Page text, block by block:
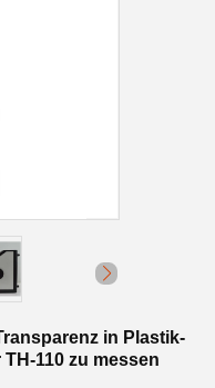
in Plastik-
110 zu messen